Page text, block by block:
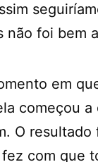
não foi bem
em
começou a
O resultado
com que